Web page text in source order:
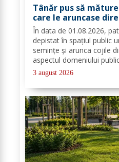
Tânăr pus să
care le aruncase
Locală Dorohoi:
comun trebuie să
fiecare dintre noi”
În data de 01.08.2026,
depistat în spațiul public
semințe și arunca cojile
aspectul domeniului
prioritatea Poliției Locale
spiritului civic, polițiștii l-au...
3 august 2026